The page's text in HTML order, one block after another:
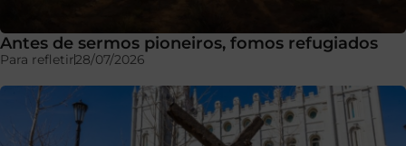
Antes de sermos pioneiros, fomos refugiados
Para refletir28/07/2026